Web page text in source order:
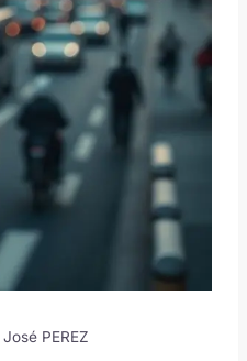
José PEREZ